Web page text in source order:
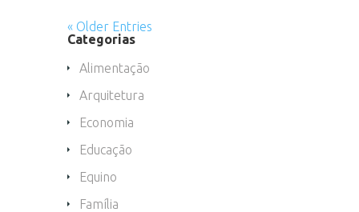
« Older Entries
Categorias
Alimentação
Arquitetura
Economia
Educação
Equino
Família